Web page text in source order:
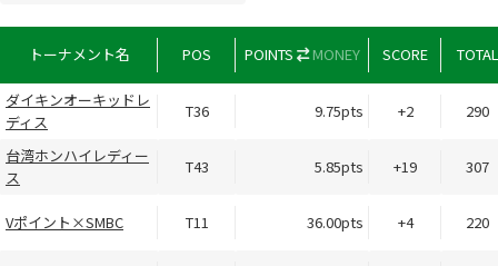
トーナメント名 POS POINTS MONEY SCORE TOTAL
ダイキンオーキッドレ
ディス
T36 9.75pts +2 290
台湾ホンハイレディー
ス
T43 5.85pts +19 307
Vポイント×SMBC T11 36.00pts +4 220